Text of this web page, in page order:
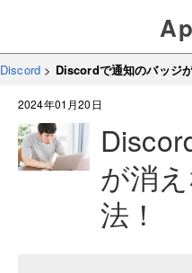
Discord > Discordで通知のバッジ
2024年01月20日
が消
法！